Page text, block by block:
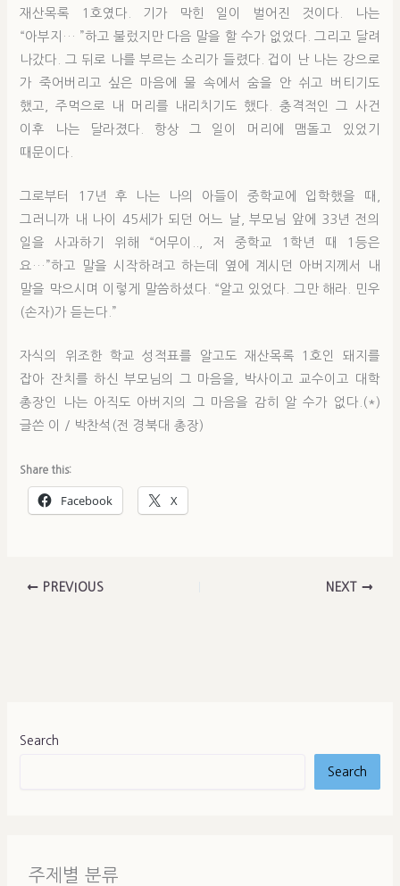
재산목록 1호였다. 기가 막힌 일이 벌어진 것이다. 나는
“아부지… ”하고 불렀지만 다음 말을 할 수가 없었다. 그리고 달려
나갔다. 그 뒤로 나를 부르는 소리가 들렸다. 겁이 난 나는 강으로
가 죽어버리고 싶은 마음에 물 속에서 숨을 안 쉬고 버티기도
했고, 주먹으로 내 머리를 내리치기도 했다. 충격적인 그 사건
이후 나는 달라졌다. 항상 그 일이 머리에 맴돌고 있었기
때문이다.
그로부터 17년 후 나는 나의 아들이 중학교에 입학했을 때,
그러니까 내 나이 45세가 되던 어느 날, 부모님 앞에 33년 전의
일을 사과하기 위해 “어무이.., 저 중학교 1학년 때 1등은
요…”하고 말을 시작하려고 하는데 옆에 계시던 아버지께서 내
말을 막으시며 이렇게 말씀하셨다. “알고 있었다. 그만 해라. 민우
(손자)가 듣는다.”
자식의 위조한 학교 성적표를 알고도 재산목록 1호인 돼지를
잡아 잔치를 하신 부모님의 그 마음을, 박사이고 교수이고 대학
총장인 나는 아직도 아버지의 그 마음을 감히 알 수가 없다.(*)
글쓴 이 / 박찬석(전 경북대 총장)
Share this:
Facebook X
PREVIOUS NEXT
Search
Search
주제별 분류